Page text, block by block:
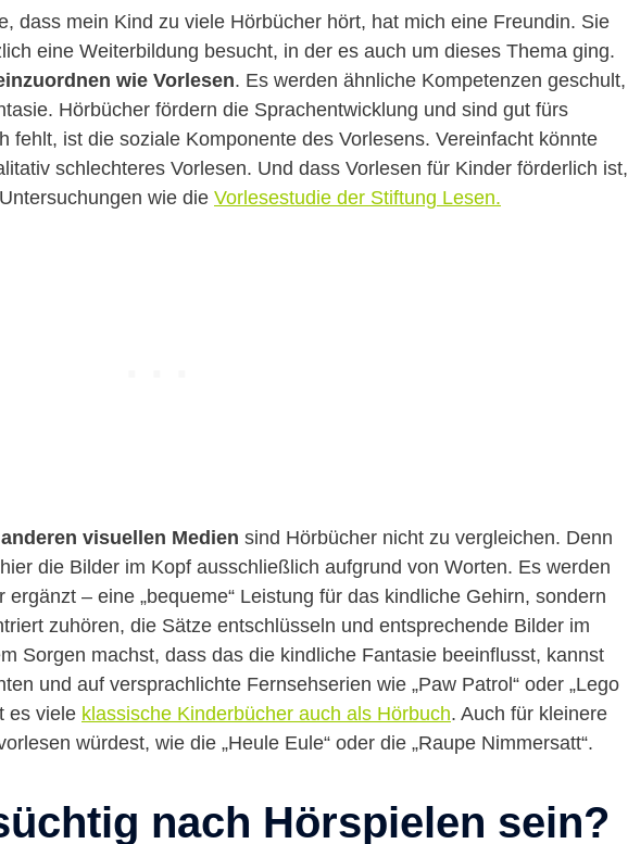
dass mein Kind zu viele Hörbücher hört, hat mich eine Freundin. Sie
eine Weiterbildung besucht, in der es auch um dieses Thema ging.
wie Vorlesen. Es werden ähnliche Kompetenzen geschult,
Hörbücher fördern die Sprachentwicklung und sind gut fürs
fehlt, ist die soziale Komponente des Vorlesens. Vereinfacht könnte
schlechteres Vorlesen. Und dass Vorlesen für Kinder förderlich ist,
wie die Vorlesestudie der Stiftung Lesen.
visuellen Medien sind Hörbücher nicht zu vergleichen. Denn
die Bilder im Kopf ausschließlich aufgrund von Worten. Es werden
– eine „bequeme“ Leistung für das kindliche Gehirn, sondern
zuhören, die Sätze entschlüsseln und entsprechende Bilder im
Sorgen machst, dass das die kindliche Fantasie beeinflusst, kannst
und auf versprachlichte Fernsehserien wie „Paw Patrol“ oder „Lego
es viele klassische Kinderbücher auch als Hörbuch. Auch für kleinere
würdest, wie die „Heule Eule“ oder die „Raupe Nimmersatt“.
nach Hörspielen sein?